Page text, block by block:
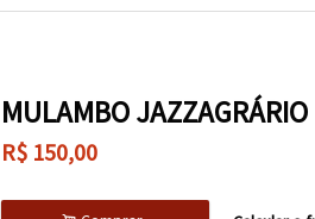
MULAMBO
R$ 150,00